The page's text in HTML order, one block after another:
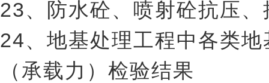
23、防水砼、喷射砼抗压
24、地基处理工程中各类
（承载力）检验结果